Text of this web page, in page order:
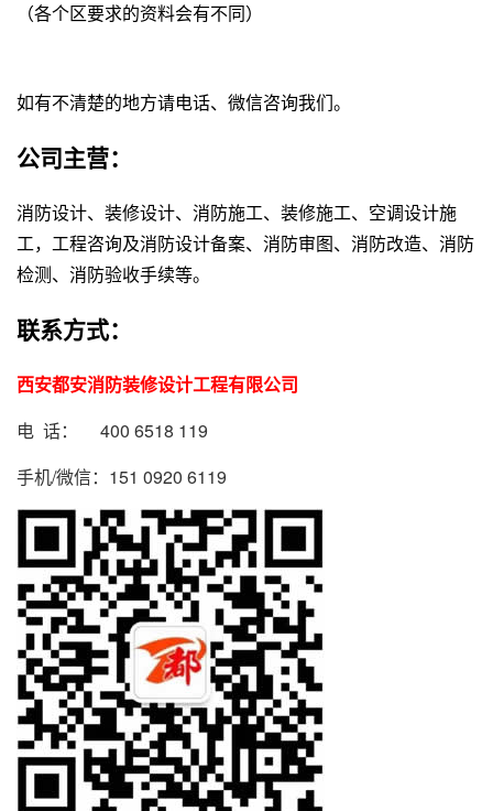
（各个区要求的资料会有不同）
如有不清楚的地方请电话、微信咨询我们。
公司主营：
消防设计、装修设计、消防施工、装修施工、空调设计施
工，工程咨询及消防设计备案、消防审图、消防改造、消防
检测、消防验收手续等。
联系方式：
西安都安消防装修设计工程有限公司
电 话： 400 6518 119
手机/微信：151 0920 6119